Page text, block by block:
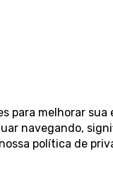
para melhorar sua
navegando,
política de